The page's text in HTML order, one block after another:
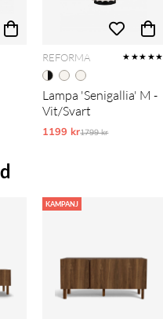
REFORMA ★★★★★
Lampa 'Senigallia' M -
Vit/Svart
1199 krOrdinarie pris:
1799 kr
KAMPANJ